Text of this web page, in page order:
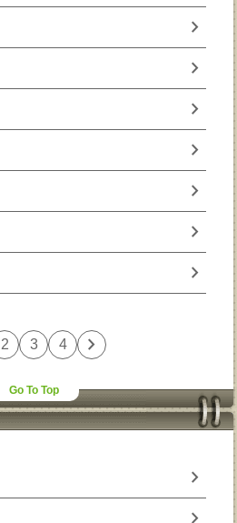
chevron_right
chevron_right
chevron_right
chevron_right
chevron_right
chevron_right
chevron_right
2 3 4 chevron_right
Go To Top
chevron_right